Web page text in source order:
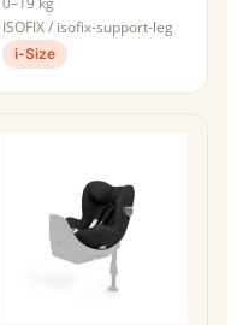
ISOFIX / isofix-support-leg
i-Size